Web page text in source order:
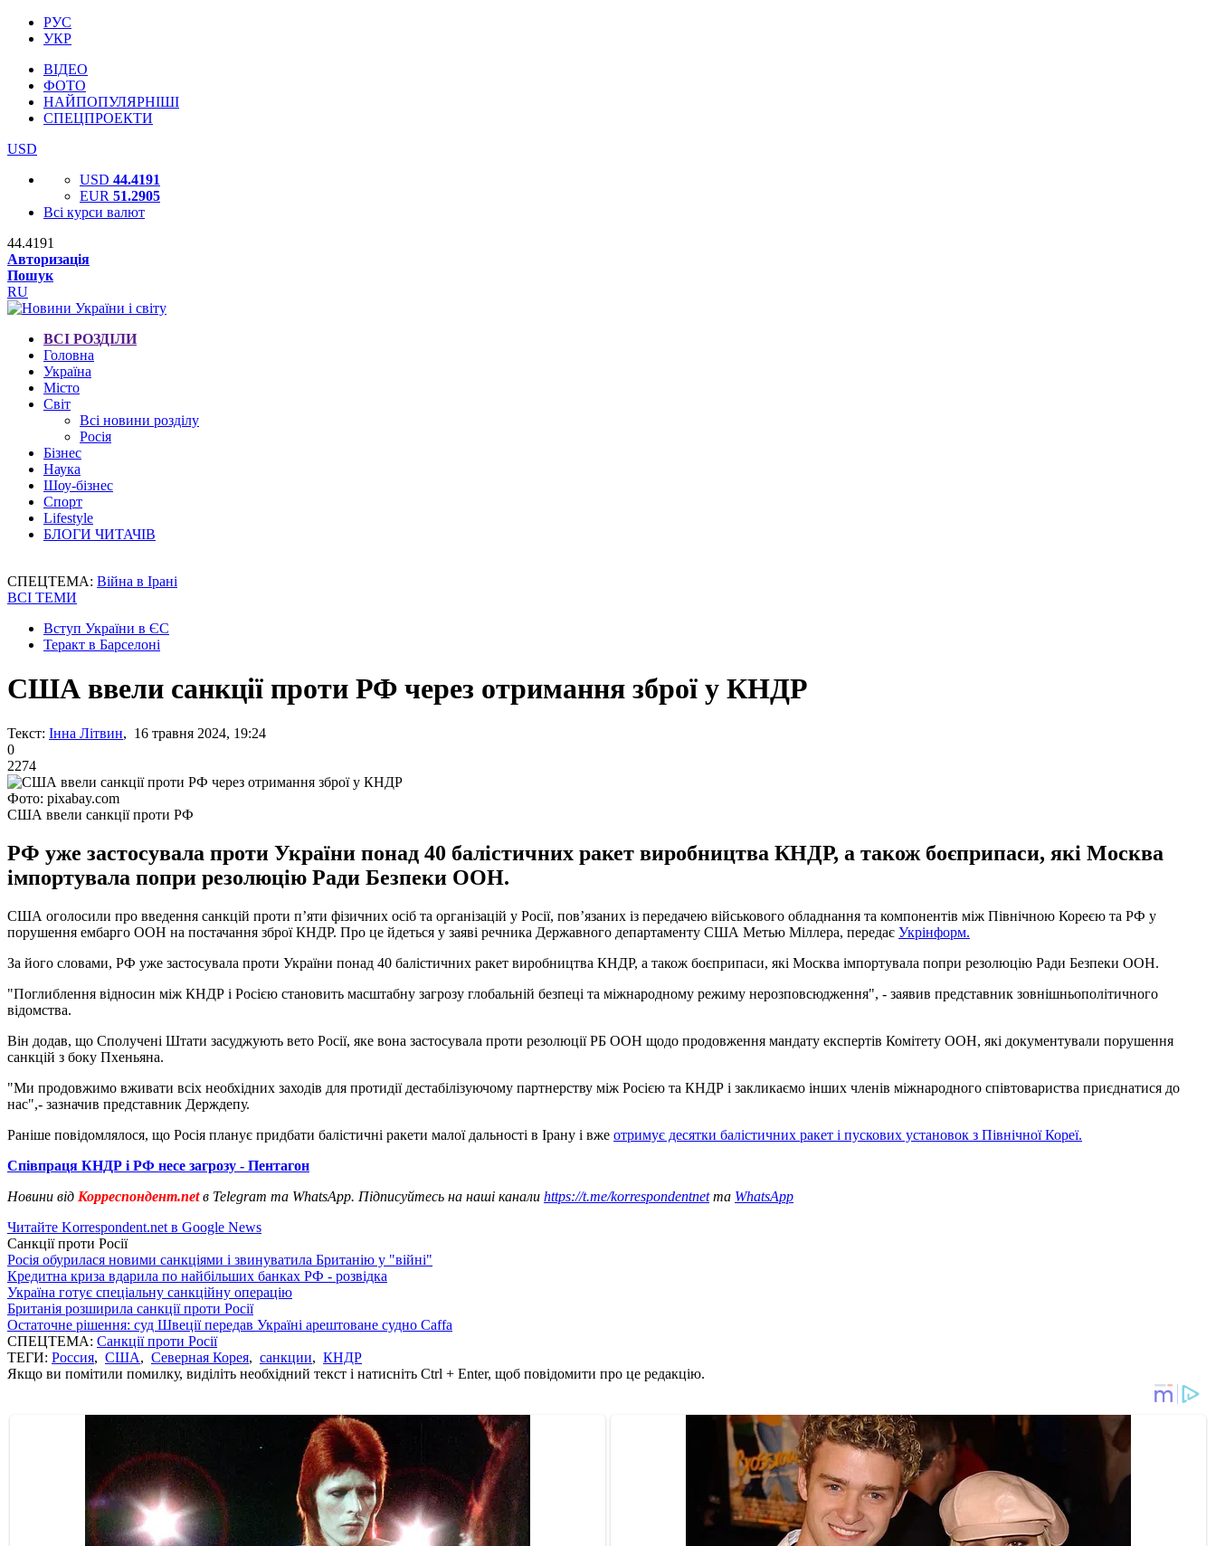
РУС
УКР
ВІДЕО
ФОТО
НАЙПОПУЛЯРНІШІ
СПЕЦПРОЕКТИ
USD
USD 44.4191
EUR 51.2905
Всі курси валют
44.4191
Авторизація
Пошук
RU
ВСІ РОЗДІЛИ
Головна
Україна
Місто
Світ
Всі новини розділу
Росія
Бізнес
Наука
Шоу-бізнес
Спорт
Lifestyle
БЛОГИ ЧИТАЧІВ
СПЕЦТЕМА: Війна в Ірані
ВСІ ТЕМИ
Вступ України в ЄС
Теракт в Барселоні
США ввели санкції проти РФ через отримання зброї у КНДР
Текст: Інна Літвин, 16 травня 2024, 19:24
0
2274
Фото: pixabay.com
США ввели санкції проти РФ
РФ уже застосувала проти України понад 40 балістичних ракет виробництва КНДР, а також боєприпаси, які Москва
імпортувала попри резолюцію Ради Безпеки ООН.
США оголосили про введення санкцій проти п’яти фізичних осіб та організацій у Росії, пов’язаних із передачею військового обладнання та компонентів між Північною Кореєю та РФ у
порушення ембарго ООН на постачання зброї КНДР. Про це йдеться у заяві речника Державного департаменту США Метью Міллера, передає Укрінформ.
За його словами, РФ уже застосувала проти України понад 40 балістичних ракет виробництва КНДР, а також боєприпаси, які Москва імпортувала попри резолюцію Ради Безпеки ООН.
"Поглиблення відносин між КНДР і Росією становить масштабну загрозу глобальній безпеці та міжнародному режиму нерозповсюдження", - заявив представник зовнішньополітичного
відомства.
Він додав, що Сполучені Штати засуджують вето Росії, яке вона застосувала проти резолюції РБ ООН щодо продовження мандату експертів Комітету ООН, які документували порушення
санкцій з боку Пхеньяна.
"Ми продовжимо вживати всіх необхідних заходів для протидії дестабілізуючому партнерству між Росією та КНДР і закликаємо інших членів міжнародного співтовариства приєднатися до
нас",- зазначив представник Держдепу.
Раніше повідомлялося, що Росія планує придбати балістичні ракети малої дальності в Ірану і вже отримує десятки балістичних ракет і пускових установок з Північної Кореї.
Співпраця КНДР і РФ несе загрозу - Пентагон
Новини від Корреспондент.netв Telegram та WhatsApp. Підписуйтесь на наші канали https://t.me/korrespondentnetта WhatsApp
Читайте Korrespondent.net в Google News
Санкції проти Росії
Росія обурилася новими санкціями і звинуватила Британію у "війні"
Кредитна криза вдарила по найбільших банках РФ - розвідка
Україна готує спеціальну санкційну операцію
Британія розширила санкції проти Росії
Остаточне рішення: суд Швеції передав Україні арештоване судно Caffa
СПЕЦТЕМА: Санкції проти Росії
ТЕГИ: Россия, США, Северная Корея, санкции, КНДР
Якщо ви помітили помилку, виділіть необхідний текст і натисніть Ctrl + Enter, щоб повідомити про це редакцію.